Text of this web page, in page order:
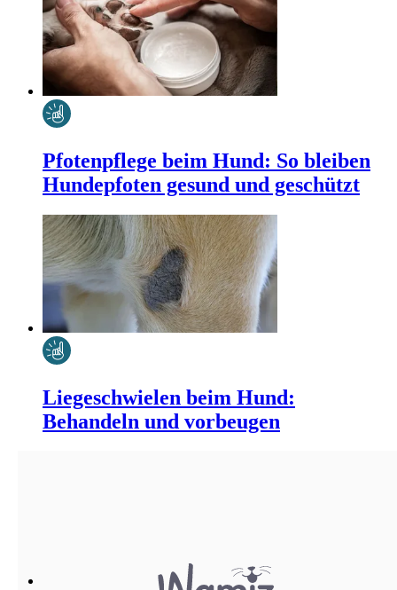
Pfotenpflege beim Hund: So bleiben
Hundepfoten gesund und geschützt
Liegeschwielen beim Hund:
Behandeln und vorbeugen